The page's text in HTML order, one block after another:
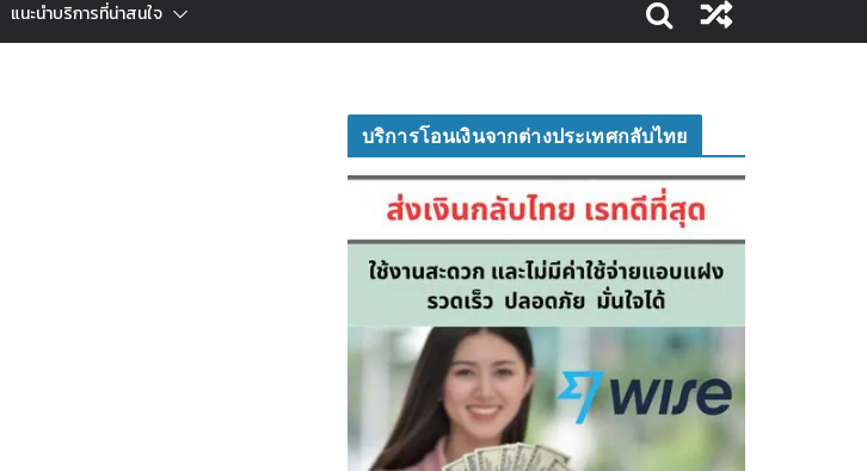
แนะนำบริการที่น่าสนใจ
บริการโอนเงินจากต่างประเทศกลับไทย